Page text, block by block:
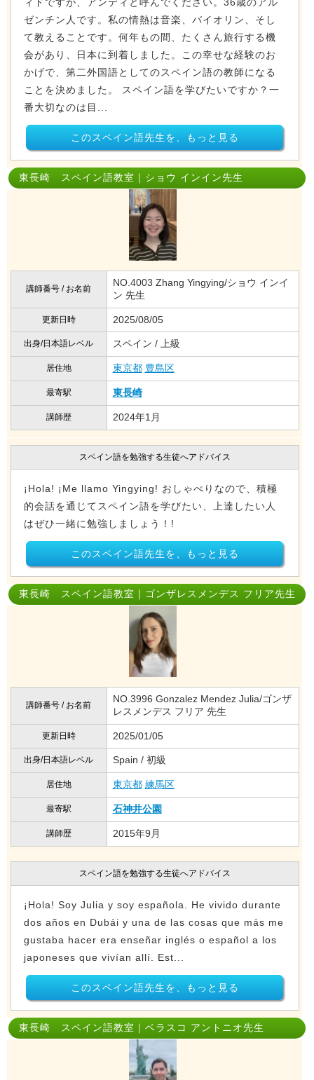
ィドですが、アンディと呼んでください。36歳のアル
ゼンチン人です。私の情熱は音楽、バイオリン、そし
て教えることです。何年もの間、たくさん旅行する機
会があり、日本に到着しました。この幸せな経験のお
かげで、第二外国語としてのスペイン語の教師になる
ことを決めました。 スペイン語を学びたいですか？一
番大切なのは目...
このスペイン語先生を、もっと見る
東長崎 スペイン語教室｜ショウ インイン先生
講師番号 / お名前
NO.4003 Zhang Yingying/ショウ インイ
ン 先生
更新日時 2025/08/05
出身/日本語レベル スペイン / 上級
居住地 東京都 豊島区
最寄駅 東長崎
講師歴 2024年1月
スペイン語を勉強する生徒へアドバイス
¡Hola! ¡Me llamo Yingying! おしゃべりなので、積極
的会話を通じてスペイン語を学びたい、上達したい人
はぜひ一緒に勉強しましょう！!
このスペイン語先生を、もっと見る
東長崎 スペイン語教室｜ゴンザレスメンデス フリア先生
講師番号 / お名前
NO.3996 Gonzalez Mendez Julia/ゴンザ
レスメンデス フリア 先生
更新日時 2025/01/05
出身/日本語レベル Spain / 初級
居住地 東京都 練馬区
最寄駅 石神井公園
講師歴 2015年9月
スペイン語を勉強する生徒へアドバイス
¡Hola! Soy Julia y soy española. He vivido durante
dos años en Dubái y una de las cosas que más me
gustaba hacer era enseñar inglés o español a los
japoneses que vivían allí. Est...
このスペイン語先生を、もっと見る
東長崎 スペイン語教室｜ベラスコ アントニオ先生